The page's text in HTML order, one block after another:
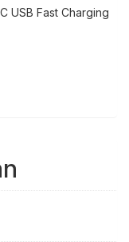
USB Fast Charging